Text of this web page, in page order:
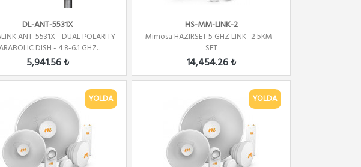
DL-ANT-5531X
ANT-5531X - DUAL POLARITY
DISH - 4.8-6.1 GHZ...
5,941.56 ₺
HS-MM-LINK-2
Mimosa HAZIRSET 5 GHZ LINK -2 5KM -
SET
14,454.26 ₺
YOLDA YOLDA